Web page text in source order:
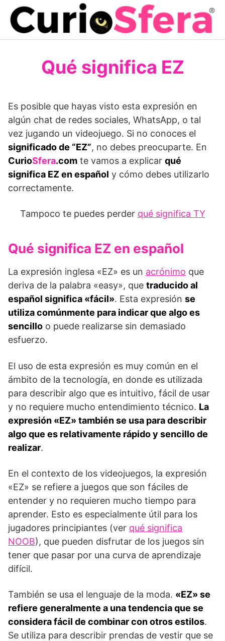
Saltar
contenido
Qué significa EZ
Es posible que hayas visto esta expresión en
algún chat de redes sociales, WhatsApp, o tal
vez jugando un videojuego. Si no conoces el
significado de “EZ”, no debes preocuparte. En
CurioSfera.com te vamos a explicar qué
significa EZ en español y cómo debes utilizarlo
correctamente.
Tampoco te puedes perder qué significa TY
Qué significa EZ en español
La expresión inglesa «EZ» es un acrónimo que
deriva de la palabra «easy», que traducido al
español significa «fácil». Esta expresión se
utiliza comúnmente para indicar que algo es
sencillo o puede realizarse sin demasiado
esfuerzo.
El uso de esta expresión es muy común en el
ámbito de la tecnología, en donde es utilizada
para describir algo que es intuitivo, fácil de usar
y no requiere mucho entendimiento técnico. La
expresión «EZ» también se usa para describir
algo que es relativamente rápido y sencillo de
realizar.
En el contexto de los videojuegos, la expresión
«EZ» se refiere a juegos que son fáciles de
entender y no requieren mucho tiempo para
aprender. Esto es especialmente útil para los
jugadores principiantes (ver qué significa
NOOB), que pueden disfrutar de los juegos sin
tener que pasar por una curva de aprendizaje
difícil.
También se usa el lenguaje de la moda. «EZ» se
refiere generalmente a una tendencia que se
considera fácil de combinar con otros estilos.
Se utiliza para describir prendas de vestir que se